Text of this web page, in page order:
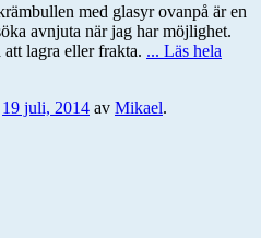
med glasyr ovanpå är en
avnjuta när jag har möjlighet.
lagra eller frakta. ... Läs hela
19 juli, 2014 av Mikael.